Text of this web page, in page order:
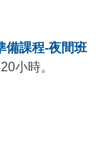
備課程-夜間班
小時。